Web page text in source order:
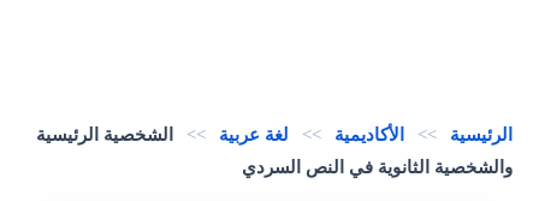
الرئيسية >> الأكاديمية >> لغة عربية >>
الشخصية الرئيسية
والشخصية الثانوية في النص السردي